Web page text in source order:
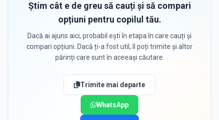
Știm cât e de greu să cauți și să compari
opțiuni pentru copilul tău.
Dacă ai ajuns aici, probabil ești în etapa în care cauți și
compari opțiuni. Dacă ți-a fost util, îl poți trimite și altor
părinți care sunt în aceeași căutare.
Trimite mai departe
WhatsApp